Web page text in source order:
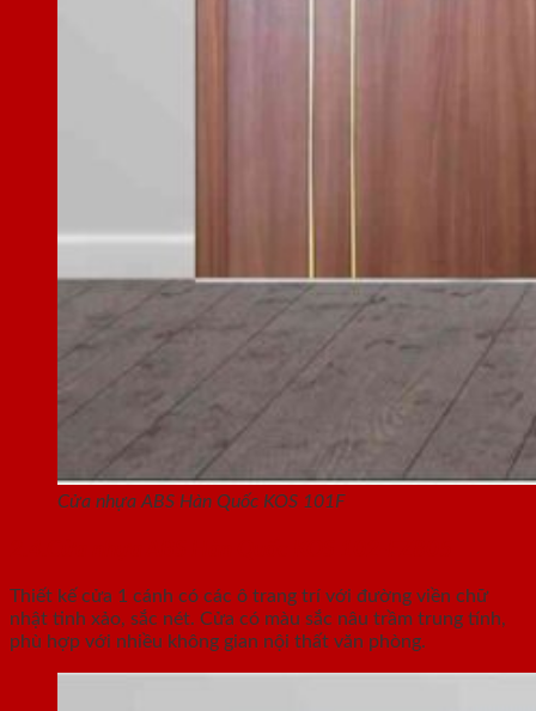
Cửa nhựa ABS Hàn Quốc KOS 101F
Thiết kế cửa 1 cánh có các ô trang trí với đường viền chữ
nhật tinh xảo, sắc nét. Cửa có màu sắc nâu trầm trung tính,
phù hợp với nhiều không gian nội thất văn phòng.